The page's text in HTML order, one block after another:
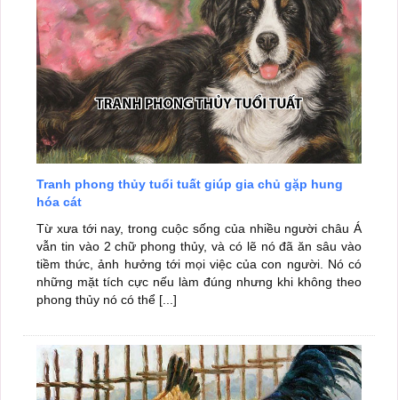
Tranh phong thủy tuổi tuất giúp gia chủ gặp hung
hóa cát
Từ xưa tới nay, trong cuộc sống của nhiều người châu Á
vẫn tin vào 2 chữ phong thủy, và có lẽ nó đã ăn sâu vào
tiềm thức, ảnh hưởng tới mọi việc của con người. Nó có
những mặt tích cực nếu làm đúng nhưng khi không theo
phong thủy nó có thể [...]